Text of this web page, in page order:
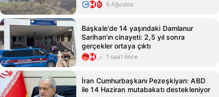
6 Ağustos
Başkale'de 14 yaşındaki Damlanur
Sarihan'ın cinayeti: 2,5 yıl sonra
gerçekler ortaya çıktı
1 saat önce
İran Cumhurbaşkanı Pezeşkiyan: ABD
ile 14 Haziran mutabakatı destekleniyor